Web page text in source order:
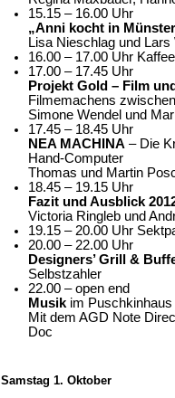
15.15 – 16.00 Uhr
„Anni kocht in
Lisa Nieschlag und
16.00 – 17.00 Uhr
17.00 – 17.45 Uhr
Projekt Gold – Film
Filmemachens
Simone Wendel und
17.45 – 18.45 Uhr
NEA MACHINA – Die
Hand-Computer
Thomas und Martin
18.45 – 19.15 Uhr
Fazit und Ausblick
Victoria Ringleb und
19.15 – 20.00 Uhr
20.00 – 22.00 Uhr
Designers’ Grill &
Selbstzahler
22.00 – open end
Musikim Puschkinhaus
Mit dem AGD Note
Doc
Samstag 1. Oktober